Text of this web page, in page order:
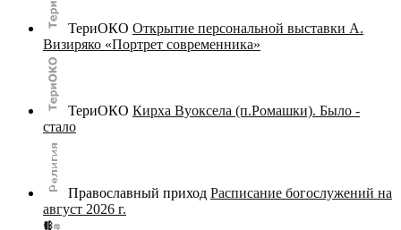
ТериОКО Открытие персональной выставки А.
Визиряко «Портрет современника»
ТериОКО Кирха Вуоксела (п.Ромашки). Было -
стало
Православный приход Расписание богослужений на
август 2026 г.